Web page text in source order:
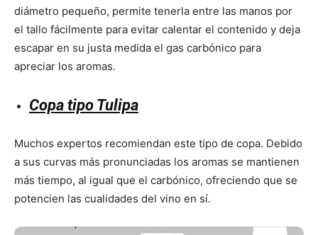
diámetro pequeño, permite tenerla entre las manos por
el tallo fácilmente para evitar calentar el contenido y deja
escapar en su justa medida el gas carbónico para
apreciar los aromas.
Copa tipo Tulipa
Muchos expertos recomiendan este tipo de copa. Debido
a sus curvas más pronunciadas los aromas se mantienen
más tiempo, al igual que el carbónico, ofreciendo que se
potencien las cualidades del vino en sí.